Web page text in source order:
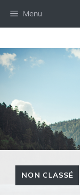
Menu
NON CLASSÉ